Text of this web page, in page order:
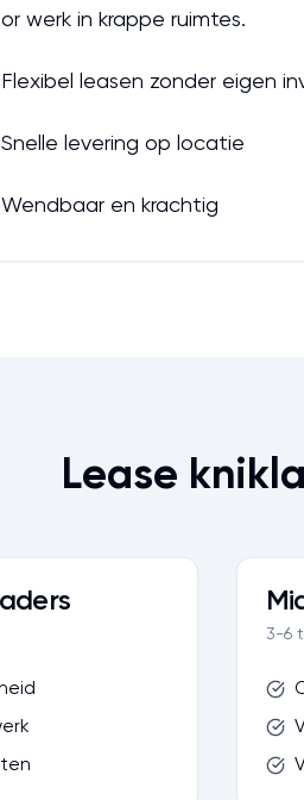
werk in krappe ruimtes.
Flexibel leasen zonder eigen
Snelle levering op locatie
Wendbaar en krachtig
Lease
3-6